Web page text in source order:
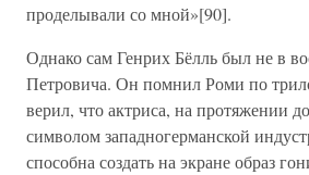
проделывали со мной»[90].
Однако сам Генрих Бёлль был не в
Петровича. Он помнил Роми по
верил, что актриса, на протяжении
символом западногерманской
способна создать на экране образ